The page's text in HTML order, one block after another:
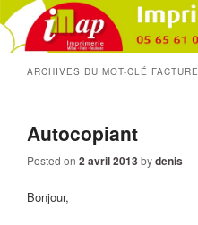
ARCHIVES DU MOT-CLÉ FACTURE
Autocopiant
Posted on 2 avril 2013bydenis
Bonjour,